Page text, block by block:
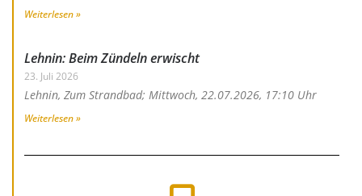
Weiterlesen »
Lehnin: Beim Zündeln erwischt
23. Juli 2026
Lehnin, Zum Strandbad; Mittwoch, 22.07.2026, 17:10 Uhr
Weiterlesen »